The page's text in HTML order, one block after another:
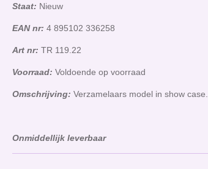
Staat: Nieuw
EAN nr: 4 895102 336258
Art nr: TR 119.22
Voorraad: Voldoende op voorraad
Omschrijving: Verzamelaars model in show case.
Onmiddellijk leverbaar